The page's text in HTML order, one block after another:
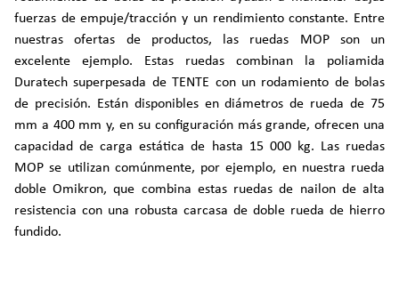
fuerzas de empuje/tracción y un rendimiento constante. Entre
nuestras ofertas de productos, las ruedas MOP son un
excelente ejemplo. Estas ruedas combinan la poliamida
Duratech superpesada de TENTE con un rodamiento de bolas
de precisión. Están disponibles en diámetros de rueda de 75
mm a 400 mm y, en su configuración más grande, ofrecen una
capacidad de carga estática de hasta 15 000 kg. Las ruedas
MOP se utilizan comúnmente, por ejemplo, en nuestra rueda
doble Omikron, que combina estas ruedas de nailon de alta
resistencia con una robusta carcasa de doble rueda de hierro
fundido.